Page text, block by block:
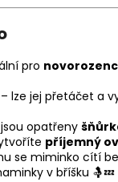
pro
– lze jej přetáčet a
jsou opatřeny
příjemný
se miminko cítí
v bříšku 🤱💤